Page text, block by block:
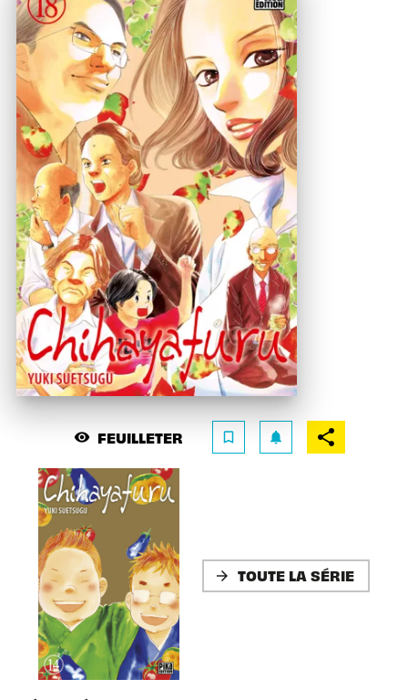
visibility FEUILLETER bookmark_border notifications
arrow_forward TOUTE LA SÉRIE